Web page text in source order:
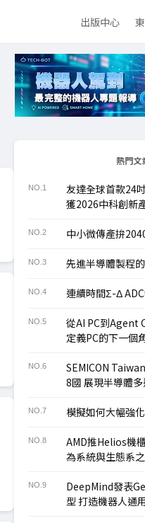
出版中心
熱門文
NO.1
友達全球首款24
獲2026中科創新
NO.2 中小微傳產拚
NO.3 先進半導體製程
NO.4 連續時間Σ-Δ
NO.5
從AI PC到Agent
定義PC的下一個
NO.6
SEMICON
8國 展現半導體
NO.7 模擬如何大幅強
NO.8
AMD推Helios機
為系統與生態系
NO.9
DeepMind發表
型 打造機器人通